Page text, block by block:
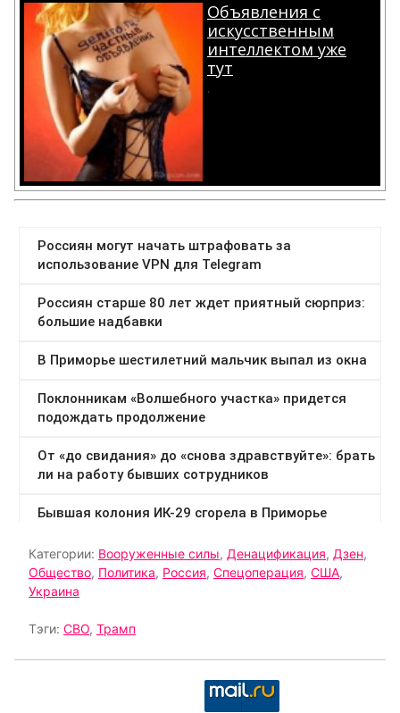
Объявления с
искусственным
интеллектом уже
тут
.
Категории: Вооруженные силы, Денацификация, Дзен,
Общество, Политика, Россия, Спецоперация, США,
Украина
Тэги: СВО, Трамп